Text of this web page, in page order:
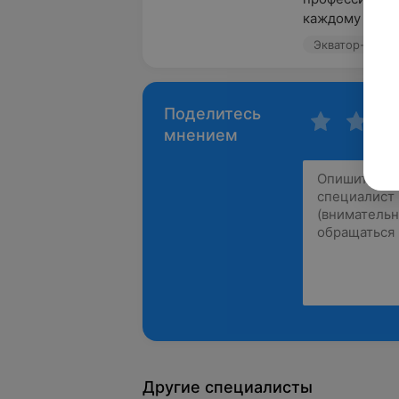
каждому
Экватор-М,
Поделитесь
мнением
Другие специалисты